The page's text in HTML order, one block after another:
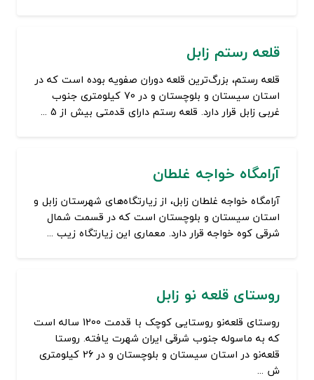
قلعه رستم زابل
قلعه رستم، بزرگ‌ترین قلعه دوران صفویه بوده است که در
استان سیستان و بلوچستان و در 70 کیلومتری جنوب
غربی زابل قرار دارد. قلعه رستم دارای قدمتی بیش از 5 ...
آرامگاه خواجه غلطان
آرامگاه خواجه غلطان زابل، از زیارتگاه‌های شهرستان زابل و
استان سیستان و بلوچستان است که در قسمت شمال
شرقی کوه خواجه قرار دارد. معماری این زیارتگاه زیب ...
روستای قلعه نو زابل
روستای قلعه‌نو روستایی کوچک با قدمت 1200 ساله است
که به ماسوله جنوب شرقی ایران شهرت یافته. روستا
قلعه‌نو در استان سیستان و بلوچستان و در 26 کیلومتری
ش ...